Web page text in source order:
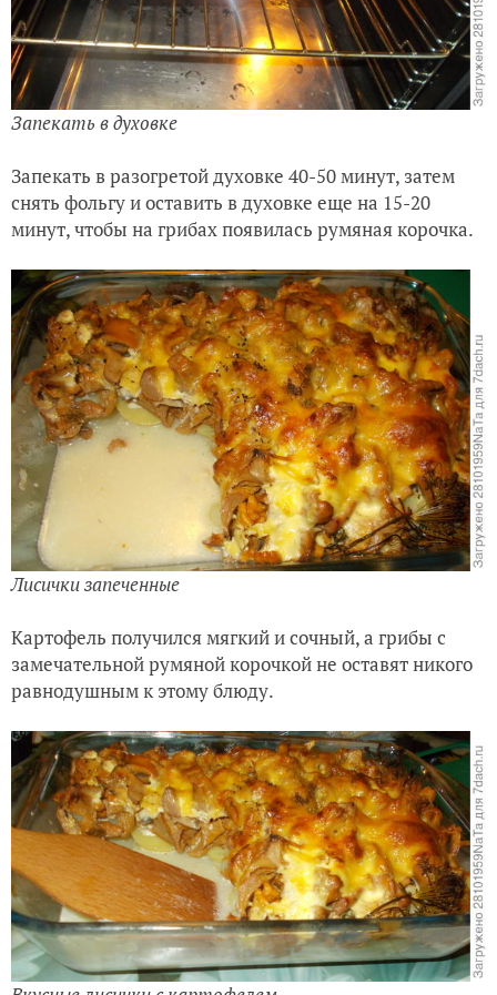
Запекать в духовке
Запекать в разогретой духовке 40-50 минут, затем
снять фольгу и оставить в духовке еще на 15-20
минут, чтобы на грибах появилась румяная корочка.
Лисички запеченные
Картофель получился мягкий и сочный, а грибы с
замечательной румяной корочкой не оставят никого
равнодушным к этому блюду.